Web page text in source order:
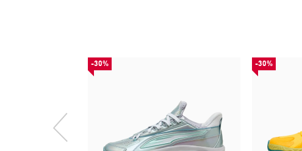
-30% -30%